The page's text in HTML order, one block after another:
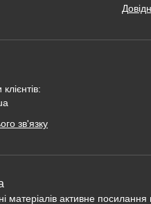
зв'язку
матеріалів активне